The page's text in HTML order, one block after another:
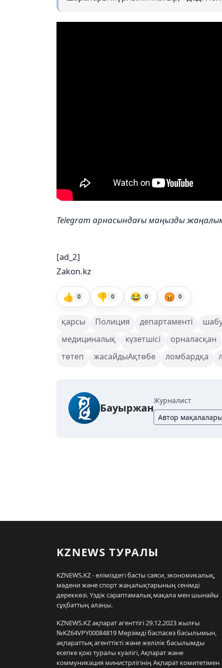
Telegram арнасындағы маңызды
[ad_2]
Zakon.kz
👍 0 👎 0 😂 0 😡 0
қарсы Полиция департаменті
медициналық
күзетшісі
орналасқан
төтеп
жасайдыАқтөбе ломбардқа
Бауыржан
Журналист
Автор
KZNEWS ТУРАЛЫ
KZNEWS.KZ - еліміздегі басты саяси, экономикалық,
мәдени және спорт жаңалықтарының сенімді
дереккөзі. Үздік сараптамалық мақала мен шынайы
сұқбаттың алаңы.
KZNEWS.KZ ақпарат агенттігі 29.12.2023 жылғы
№KZ64VPY00084819 Мерзімді баспасөз басылымын,
ақпараттық агенттікті және желілік басылымды
есепке қою туралы куәлігі, Ақпарат және
коммуникация министрлігінің Ақпарат комитетімен